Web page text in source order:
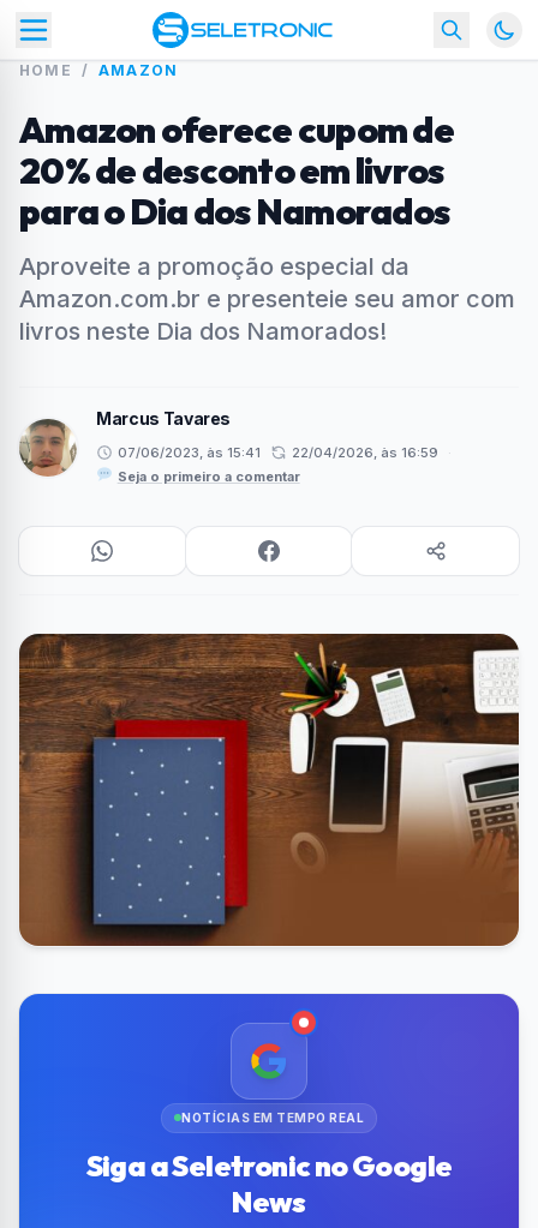
HOME / AMAZON
Amazon oferece cupom de
20% de desconto em livros
para o Dia dos Namorados
Aproveite a promoção especial da
Amazon.com.br e presenteie seu amor com
livros neste Dia dos Namorados!
Marcus Tavares
07/06/2023, às 15:41 22/04/2026, às 16:59
·
Seja o primeiro a comentar
NOTÍCIAS EM TEMPO REAL
Siga a Seletronic no Google
News